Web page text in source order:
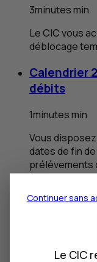
3minutesmin
LeCICvous
déblocage
Calendrier
débits
1minutesmin
Vous
dates de fin
prélèvements
Arnaques
Inventaire
pièges
Continuer sans
Le CIC